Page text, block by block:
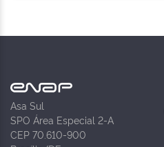
Asa Sul
SPO Área Especial 2-A
CEP 70.610-900